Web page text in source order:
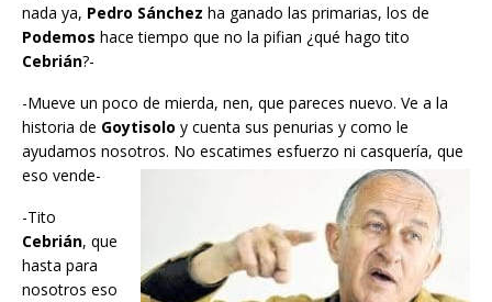
nada ya, Pedro Sánchez ha ganado las primarias, los de
Podemos hace tiempo que no la pifian ¿qué hago tito
Cebrián?-
-Mueve un poco de mierda, nen, que pareces nuevo. Ve a la
historia de Goytisolo y cuenta sus penurias y como le
ayudamos nosotros. No escatimes esfuerzo ni casquería, que
eso vende-
-Tito
Cebrián, que
hasta para
nosotros eso